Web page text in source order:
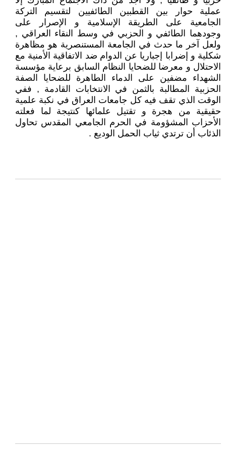
عملية حوار بين القطبين الطائفيين لتقسيم التركة
الجامعية على الطريقة الإسلامية و الإصرار على
وجودهما الطائفي و الحزبي في وسط النقاء العراقي ,
ولعل آخر ما حدث في الجامعة المستنصرية هو مظاهرة
شكلية و إضرابا إجباريا عن الدوام ضد الاتفاقية الأمنية مع
الاحتلال و معرضا للضحايا النظام السابق برعاية مؤسسة
الشهداء مضفين على الدماء الطاهرة للضحايا الصفة
الحزبية المطالبة بالثمن في الانتخابات القادمة , ففي
الوقت الذي تقف فيه كل جامعات العراق في نكبة علمية
حقيقية من هجرة و تقتيل علمائها كنتيجة لما فعلته
الأحزاب المشؤومة في الحرم الجامعي المقدس تحاول
الذئاب أن ترتدي ثياب الحمل الوديع .